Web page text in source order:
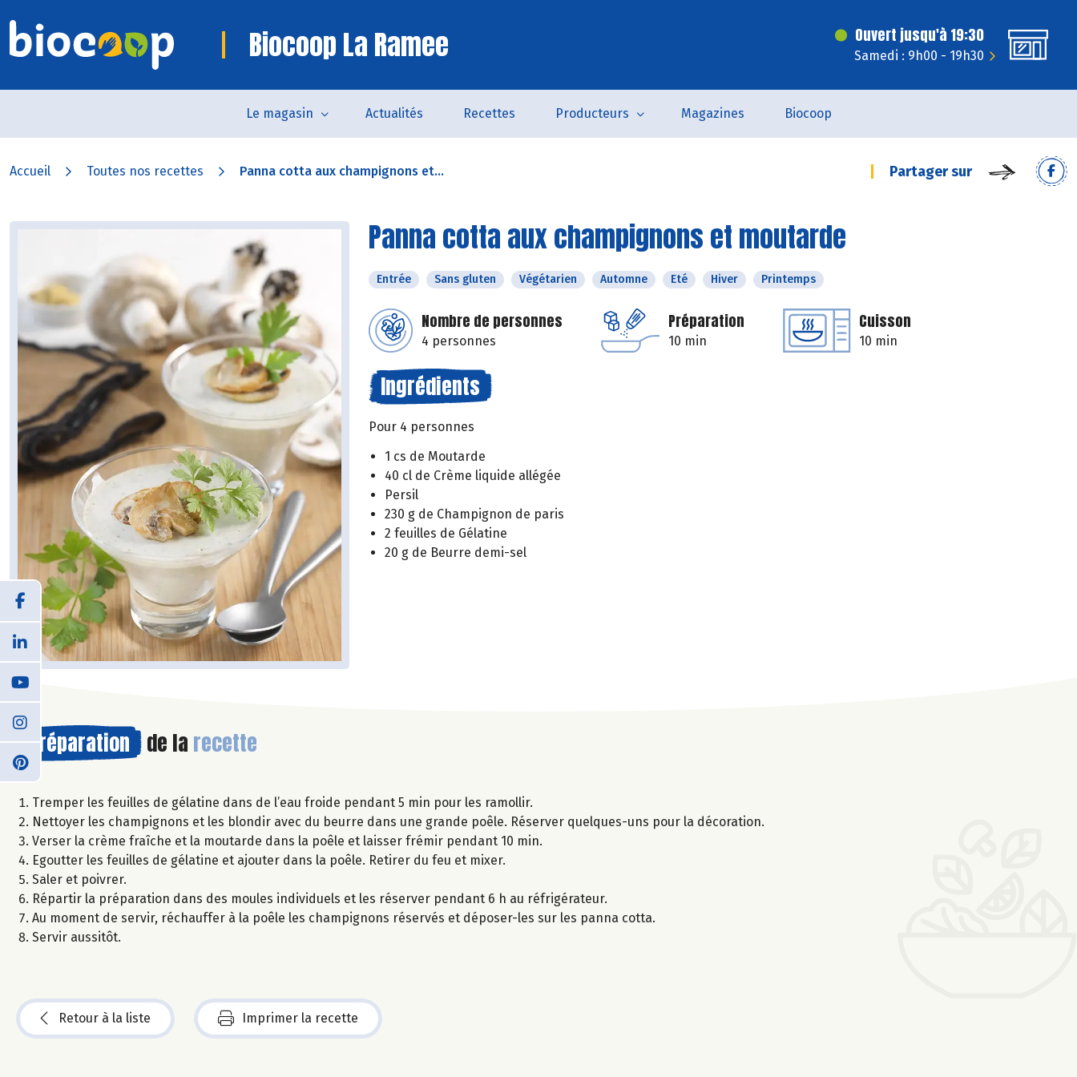
Biocoop La Ramee Ouvert jusqu'à 19:30
Samedi : 9h00 - 19h30
Le magasin Actualités Recettes Producteurs Magazines Biocoop
Accueil Toutes nos recettes Panna cotta aux champignons et... Partager sur
Panna cotta aux champignons et moutarde
Entrée Sans gluten Végétarien Automne Eté Hiver Printemps
Nombre de personnes
4 personnes
Préparation
10 min
Cuisson
10 min
Ingrédients
Pour 4 personnes
1 cs de Moutarde
40 cl de Crème liquide allégée
Persil
230 g de Champignon de paris
2 feuilles de Gélatine
20 g de Beurre demi-sel
Préparation de la recette
Tremper les feuilles de gélatine dans de l’eau froide pendant 5 min pour les ramollir.
Nettoyer les champignons et les blondir avec du beurre dans une grande poêle. Réserver quelques-uns pour la décoration.
Verser la crème fraîche et la moutarde dans la poêle et laisser frémir pendant 10 min.
Egoutter les feuilles de gélatine et ajouter dans la poêle. Retirer du feu et mixer.
Saler et poivrer.
Répartir la préparation dans des moules individuels et les réserver pendant 6 h au réfrigérateur.
Au moment de servir, réchauffer à la poêle les champignons réservés et déposer-les sur les panna cotta.
Servir aussitôt.
Retour à la liste Imprimer la recette